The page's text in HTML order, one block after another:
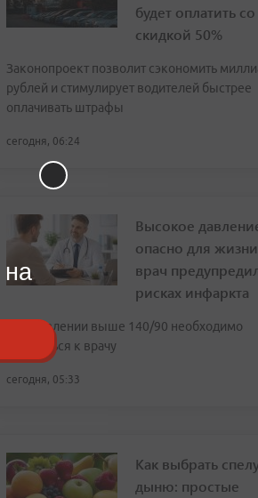
будет оплатить со
скидкой 50%
Законопроект позволит сэкономить
рублей и стимулирует водителей быстрее
оплачивать штрафы
сегодня, 06:24
Высокое
опасно для
врач
рисках инфаркта
При давлении выше 140/90 необходимо
обратиться к врачу
сегодня, 05:33
Как выбрать
дыню: простые